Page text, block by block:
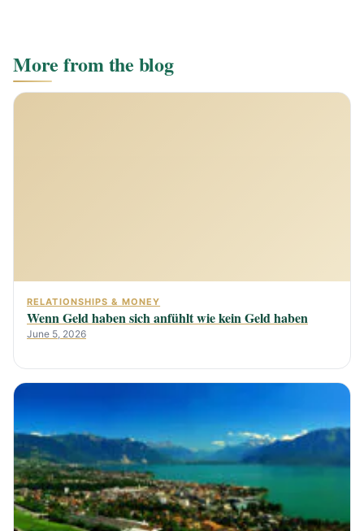
More from the blog
RELATIONSHIPS & MONEY
Wenn Geld haben sich anfühlt wie kein Geld haben
June 5, 2026